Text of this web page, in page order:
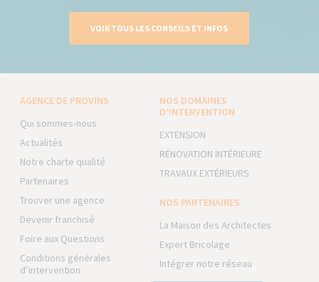
VOIR TOUS LES CONSEILS ET INFOS
AGENCE DE PROVINS
Qui sommes-nous
Actualités
Notre charte qualité
Partenaires
Trouver une agence
Devenir franchisé
Foire aux Questions
Conditions générales
d’intervention
NOS DOMAINES
D’INTERVENTION
EXTENSION
RÉNOVATION INTÉRIEURE
TRAVAUX EXTÉRIEURS
NOS PARTENAIRES
La Maison des Architectes
Expert Bricolage
Intégrer notre réseau